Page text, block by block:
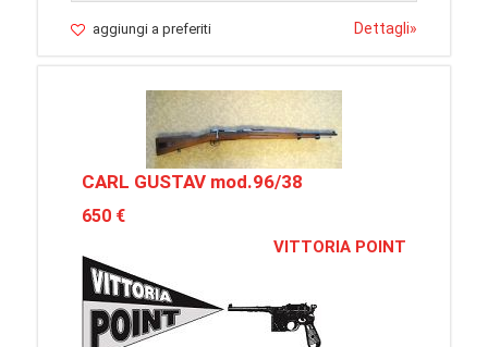
aggiungi a preferiti Dettagli»
CARL GUSTAV mod.96/38
650 €
VITTORIA POINT